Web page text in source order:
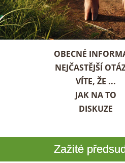
OBECNÉ
NEJČASTĚJŠÍ
VÍTE, ŽE ...
JAK NA TO
DISKUZE
Zažité